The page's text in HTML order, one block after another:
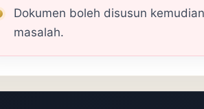
Dokumen boleh disusun
masalah.